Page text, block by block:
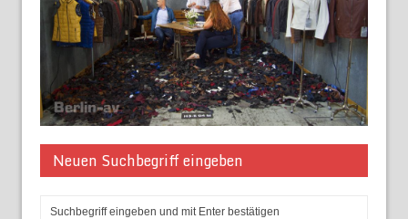
Neuen Suchbegriff eingeben